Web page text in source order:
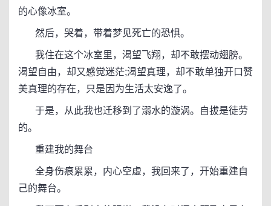
的心像冰室。
然后，哭着，带着梦见死亡的恐惧。
我住在这个冰室里，渴望飞翔，却不敢摆动翅膀。
渴望自由，却又感觉迷茫;渴望真理，却不敢单独开口赞
美真理的存在，只是因为生活太安逸了。
于是，从此我也迁移到了溺水的漩涡。自拔是徒劳
的。
重建我的舞台
全身伤痕累累，内心空虚，我回来了，开始重建自
己的舞台。